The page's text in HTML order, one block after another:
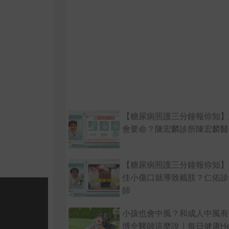
【糖尿病照護三分鐘報你知
會要命？陳宏麟診所陳宏麟
【糖尿病照護三分鐘報你知
佳小傷口就導致截肢？仁佑
師
小孩也會中風？和成人中風
博全醫師這麼說｜每日健康